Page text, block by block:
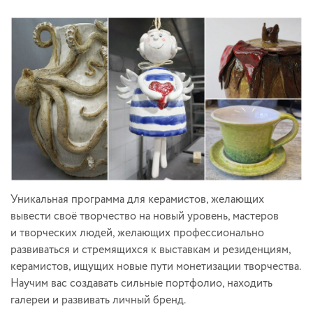
Уникальная программа для керамистов, желающих
вывести своё творчество на новый уровень, мастеров
и творческих людей, желающих профессионально
развиваться и стремящихся к выставкам и резиденциям,
керамистов, ищущих новые пути монетизации творчества.
Научим вас создавать сильные портфолио, находить
галереи и развивать личный бренд.